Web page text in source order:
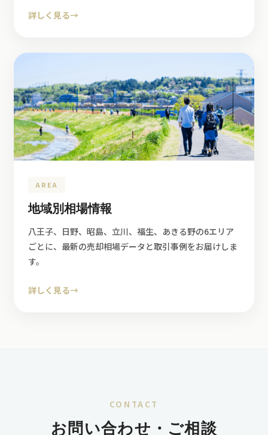
詳しく見る→
AREA
地域別相場情報
八王子、日野、昭島、立川、福生、あきる野の6エリア
ごとに、最新の売却相場データと取引事例をお届けしま
す。
詳しく見る→
CONTACT
お問い合わせ・ご相談